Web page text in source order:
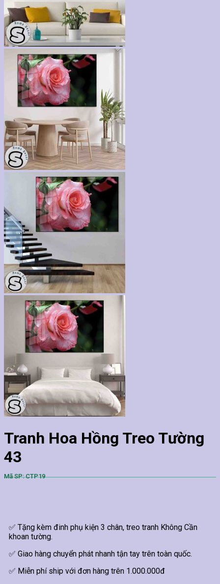
Tranh Hoa Hồng Treo Tường
43
Mã SP: CTP19
✅ Tặng kèm đinh phụ kiện 3 chân, treo tranh Không Cần
khoan tường.
✅ Giao hàng chuyển phát nhanh tận tay trên toàn quốc.
✅ Miễn phí ship với đơn hàng trên 1.000.000đ